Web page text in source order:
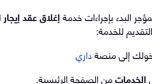
البدء بإجراءات خدمةإغلاق عقد إيجار
للخدمة:
إلى منصةداري
الخدماتمن الصفحة الرئيسية.